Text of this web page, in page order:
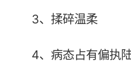
3、揉碎温柔
4、病态占有偏执